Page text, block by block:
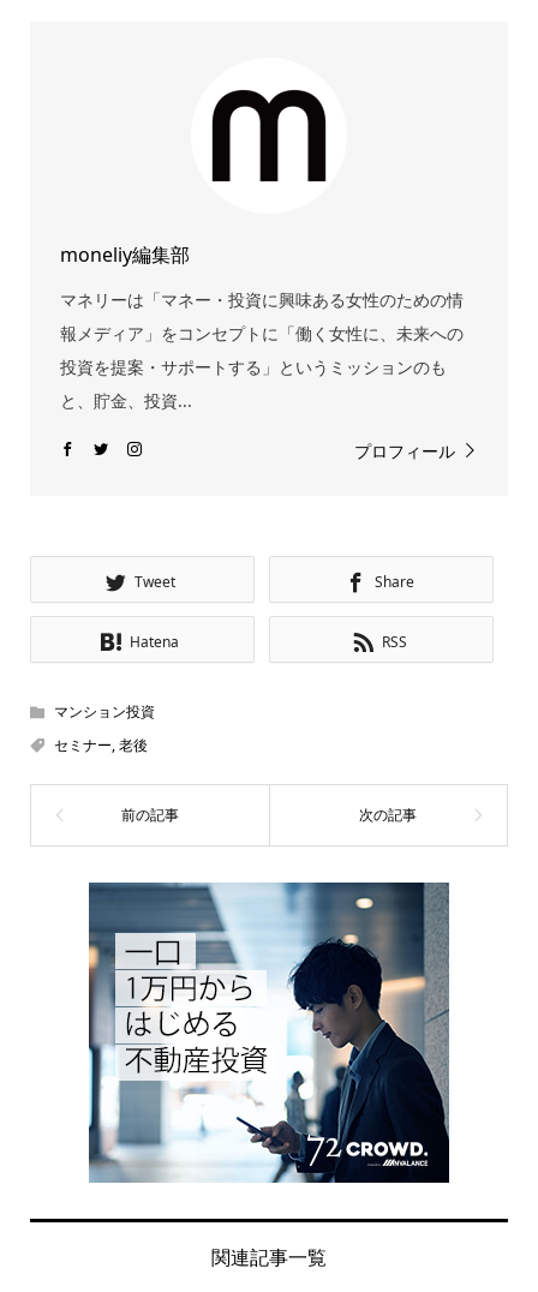
moneliy編集部
マネリーは「マネー・投資に興味ある女性のための情
報メディア」をコンセプトに「働く女性に、未来への
投資を提案・サポートする」というミッションのも
と、貯金、投資...
プロフィール
Tweet Share
Hatena RSS
マンション投資
セミナー,老後
関連記事一覧